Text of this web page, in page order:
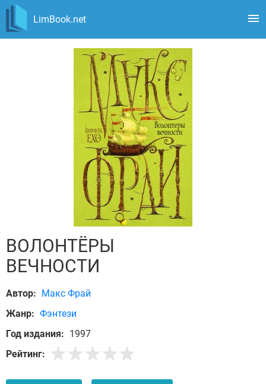
LimBook.net
ВОЛОНТЁРЫ
ВЕЧНОСТИ
Автор: Макс Фрай
Жанр: Фэнтези
Год издания: 1997
Рейтинг: